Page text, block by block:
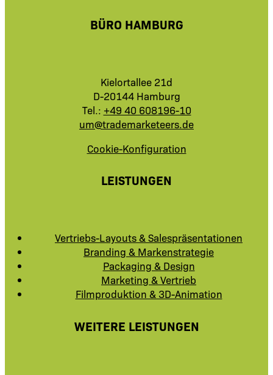
BÜRO HAMBURG
Kielortallee 21d
D-20144 Hamburg
Tel.: +49 40 608196-10
um@trademarketeers.de
Cookie-Konfiguration
LEISTUNGEN
Vertriebs-Layouts & Salespräsentationen
Branding & Markenstrategie
Packaging & Design
Marketing & Vertrieb
Filmproduktion & 3D-Animation
WEITERE LEISTUNGEN